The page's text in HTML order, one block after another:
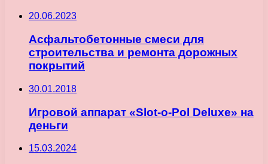
20.06.2023
Асфальтобетонные смеси для
строительства и ремонта дорожных
покрытий
30.01.2018
Игровой аппарат «Slot-o-Pol Deluxe» на
деньги
15.03.2024